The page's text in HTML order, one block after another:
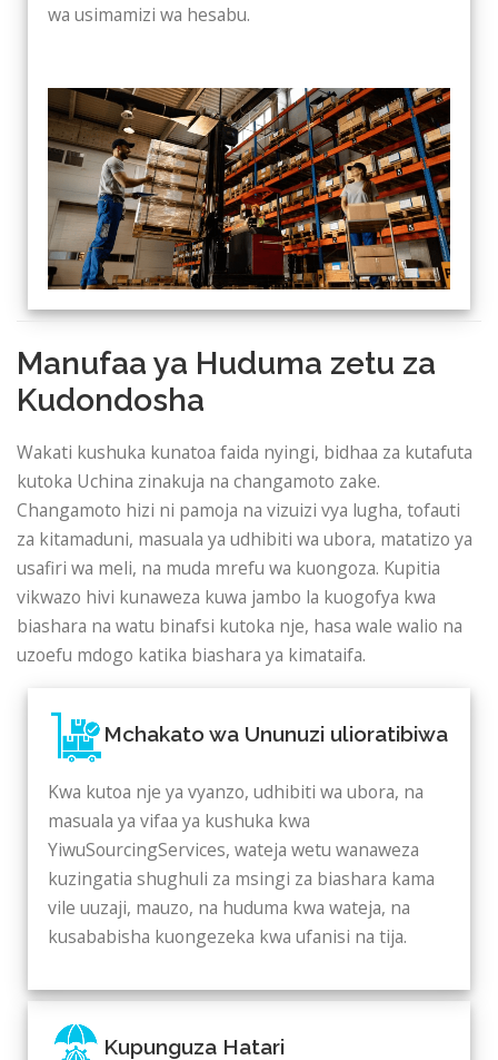
wa usimamizi wa hesabu.
Manufaa ya Huduma zetu za
Kudondosha
Wakati kushuka kunatoa faida nyingi, bidhaa za kutafuta
kutoka Uchina zinakuja na changamoto zake.
Changamoto hizi ni pamoja na vizuizi vya lugha, tofauti
za kitamaduni, masuala ya udhibiti wa ubora, matatizo ya
usafiri wa meli, na muda mrefu wa kuongoza. Kupitia
vikwazo hivi kunaweza kuwa jambo la kuogofya kwa
biashara na watu binafsi kutoka nje, hasa wale walio na
uzoefu mdogo katika biashara ya kimataifa.
Mchakato wa Ununuzi ulioratibiwa
Kwa kutoa nje ya vyanzo, udhibiti wa ubora, na
masuala ya vifaa ya kushuka kwa
YiwuSourcingServices, wateja wetu wanaweza
kuzingatia shughuli za msingi za biashara kama
vile uuzaji, mauzo, na huduma kwa wateja, na
kusababisha kuongezeka kwa ufanisi na tija.
Kupunguza Hatari